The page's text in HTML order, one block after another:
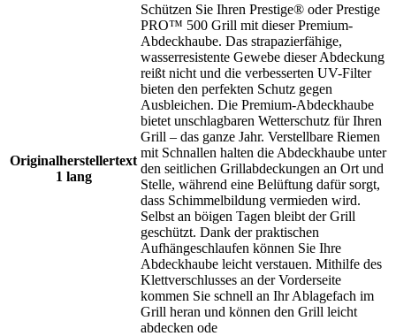
Originalherstellertext
1 lang
Schützen Sie Ihren Prestige® oder Prestige
PRO™ 500 Grill mit dieser Premium-
Abdeckhaube. Das strapazierfähige,
wasserresistente Gewebe dieser Abdeckung
reißt nicht und die verbesserten UV-Filter
bieten den perfekten Schutz gegen
Ausbleichen. Die Premium-Abdeckhaube
bietet unschlagbaren Wetterschutz für Ihren
Grill – das ganze Jahr. Verstellbare Riemen
mit Schnallen halten die Abdeckhaube unter
den seitlichen Grillabdeckungen an Ort und
Stelle, während eine Belüftung dafür sorgt,
dass Schimmelbildung vermieden wird.
Selbst an böigen Tagen bleibt der Grill
geschützt. Dank der praktischen
Aufhängeschlaufen können Sie Ihre
Abdeckhaube leicht verstauen. Mithilfe des
Klettverschlusses an der Vorderseite
kommen Sie schnell an Ihr Ablagefach im
Grill heran und können den Grill leicht
abdecken ode